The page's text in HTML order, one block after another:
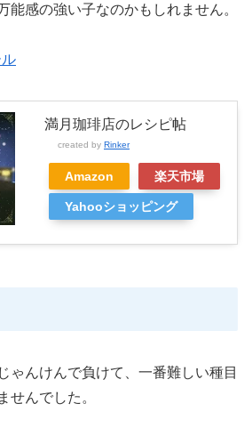
能感の強い子なのかもしれません。
満月珈琲店のレシピ帖
created by Rinker
Amazon 楽天市場
Yahooショッピング
ゃんけんで負けて、一番難しい種目
せんでした。